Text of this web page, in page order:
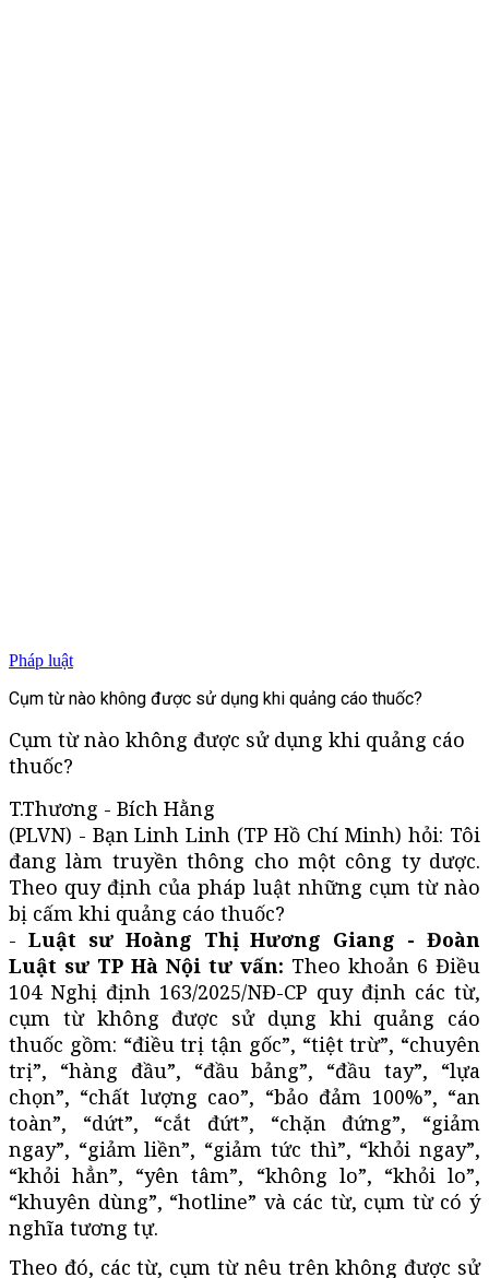
Pháp luật
Cụm từ nào không được sử dụng khi quảng cáo thuốc?
Cụm từ nào không được sử dụng khi quảng cáo
thuốc?
T.Thương - Bích Hằng
(PLVN) - Bạn Linh Linh (TP Hồ Chí Minh) hỏi: Tôi
đang làm truyền thông cho một công ty dược.
Theo quy định của pháp luật những cụm từ nào
bị cấm khi quảng cáo thuốc?
- Luật sư Hoàng Thị Hương Giang - Đoàn
Luật sư TP Hà Nội tư vấn: Theo khoản 6 Điều
104 Nghị định 163/2025/NĐ-CP quy định các từ,
cụm từ không được sử dụng khi quảng cáo
thuốc gồm: “điều trị tận gốc”, “tiệt trừ”, “chuyên
trị”, “hàng đầu”, “đầu bảng”, “đầu tay”, “lựa
chọn”, “chất lượng cao”, “bảo đảm 100%”, “an
toàn”, “dứt”, “cắt đứt”, “chặn đứng”, “giảm
ngay”, “giảm liền”, “giảm tức thì”, “khỏi ngay”,
“khỏi hẳn”, “yên tâm”, “không lo”, “khỏi lo”,
“khuyên dùng”, “hotline” và các từ, cụm từ có ý
nghĩa tương tự.
Theo đó, các từ, cụm từ nêu trên không được sử